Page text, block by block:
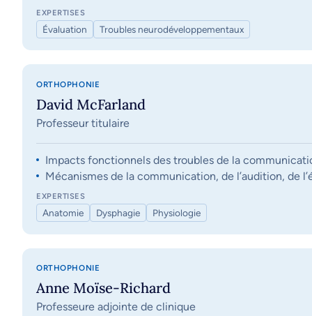
EXPERTISES
Évaluation Troubles neurodéveloppementaux
ORTHOPHONIE
David McFarland
Professeur titulaire
Impacts fonctionnels des troubles de la
Mécanismes de la communication, de l’audition, de
EXPERTISES
Anatomie Dysphagie Physiologie
ORTHOPHONIE
Anne Moïse-Richard
Professeure adjointe de clinique